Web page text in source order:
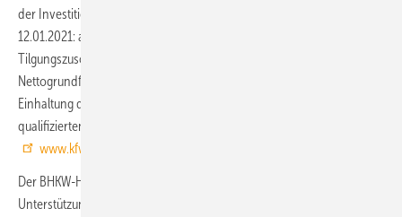
der Investitionskosten mit besonders niedrigen Zinssätzen [Stand
12.01.2021: ab 1,0 % effektiver Jahreszins, Preisklasse A] sowie einen
Tilgungszuschuss von 20 % bzw. maximal 200 Euro/m
Nettogrundfläche. Voraussetzung ist der Nachweis über die
Einhaltung der technischen Mindestanforderungen durch einen
qualifizierten Sachverständigen (Energieberater).
www.kfw.de/278
Der BHKW-Hersteller
Unterstützung positiv. RMB/Energie-Vertriebsleiter Jan Pille: „Das KfW-